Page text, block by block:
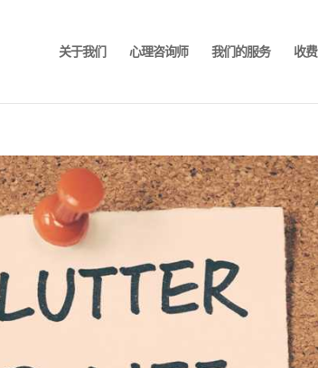
关于我们 心理咨询师 我们的服务 收费